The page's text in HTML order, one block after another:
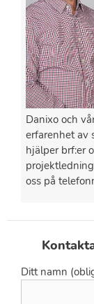
Danixo och
erfarenhet av
hjälper brf:er
oss på
Ditt namn